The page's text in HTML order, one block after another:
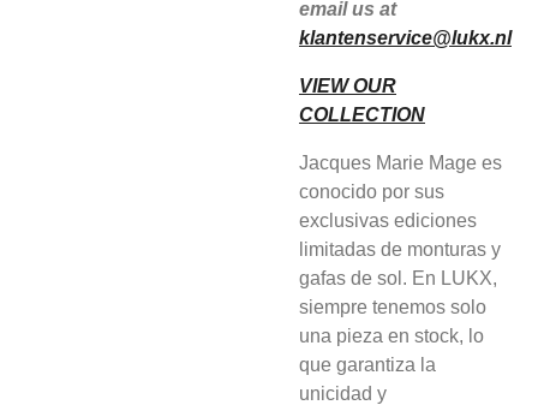
email us at
klantenservice@lukx.nl
VIEW OUR
COLLECTION
Jacques Marie Mage es
conocido por sus
exclusivas ediciones
limitadas de monturas y
gafas de sol. En LUKX,
siempre tenemos solo
una pieza en stock, lo
que garantiza la
unicidad y